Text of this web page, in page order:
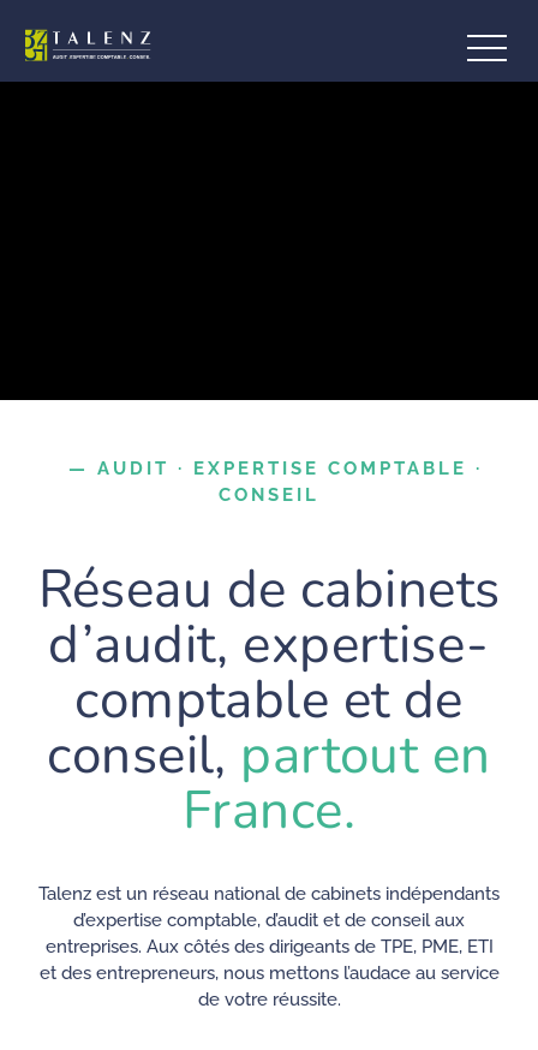
— AUDIT · EXPERTISE COMPTABLE ·
CONSEIL
Réseau de cabinets
d’audit, expertise-
comptable et de
conseil, partout en
France.
Talenz est un réseau national de cabinets indépendants
d’expertise comptable, d’audit et de conseil aux
entreprises. Aux côtés des dirigeants de TPE, PME, ETI
et des entrepreneurs, nous mettons l’audace au service
de votre réussite.